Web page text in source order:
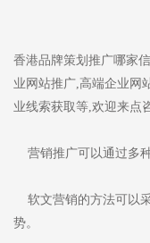
香港品牌策划推广哪家
业网站推广,高端企业网
业线索获取等,欢迎来点
营销推广可以通过多种
软文营销的方法可以
势。